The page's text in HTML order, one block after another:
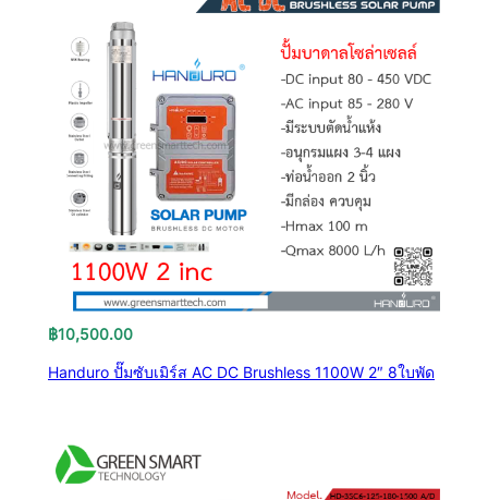
฿10,500.00
Handuro ปั๊มซับเมิร์ส AC DC Brushless 1100W 2″ 8ใบพัด